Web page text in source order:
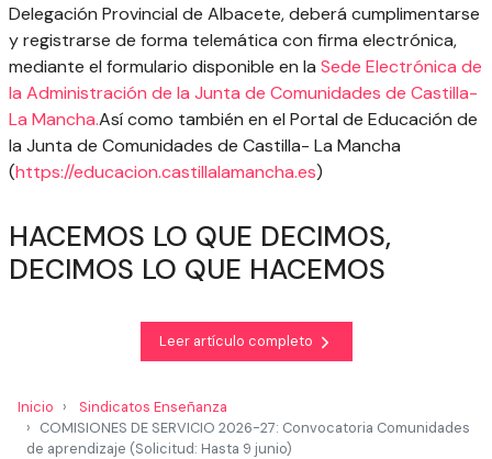
Delegación Provincial de Albacete, deberá cumplimentarse
y registrarse de forma telemática con firma electrónica,
mediante el formulario disponible en la Sede Electrónica de
la Administración de la Junta de Comunidades de Castilla-
La Mancha.Así como también en el Portal de Educación de
la Junta de Comunidades de Castilla- La Mancha
(https://educacion.castillalamancha.es)
HACEMOS LO QUE DECIMOS,
DECIMOS LO QUE HACEMOS
Leer artículo completo
Inicio
Sindicatos Enseñanza
COMISIONES DE SERVICIO 2026-27: Convocatoria Comunidades
de aprendizaje (Solicitud: Hasta 9 junio)